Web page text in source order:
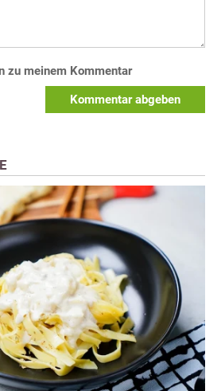
zu meinem Kommentar
Kommentar abgeben